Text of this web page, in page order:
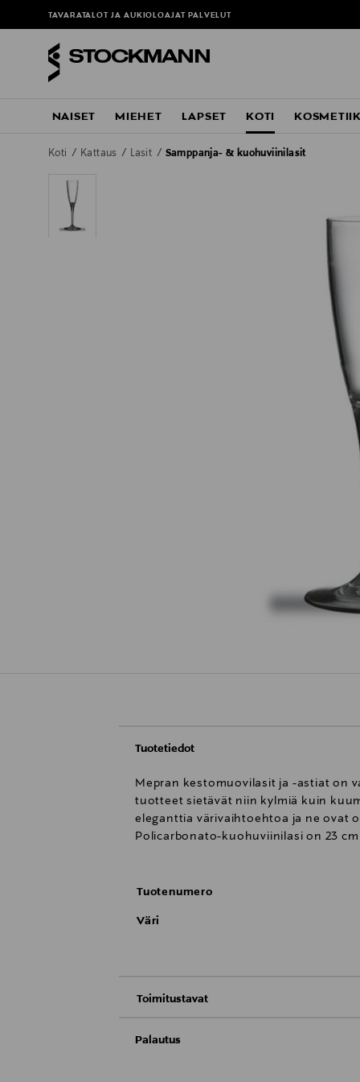
TAVARATALOT JA AUKIOLOAJAT PALVELUT
NAISET MIEHET LAPSET KOTI
Koti Kattaus Lasit Samppanja- & kuohuviinilasit
Tuotetiedot
Mepran kestomuovilasit ja -astiat on
tuotteet sietävät niin kylmiä kuin
eleganttia värivaihtoehtoa ja ne ovat
Policarbonato-kuohuviinilasi on 23
Tuotenumero
Väri
Toimitustavat
Palautus